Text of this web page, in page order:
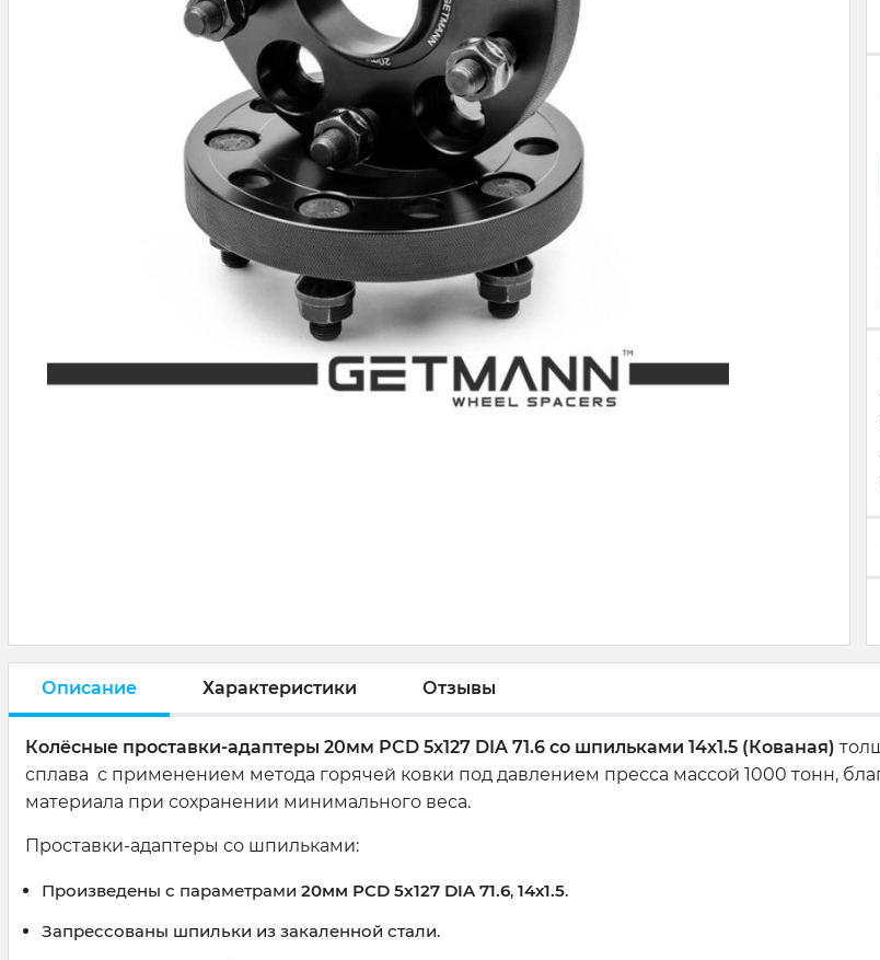
Описание Характеристики Отзывы
Колёсные проставки-адаптеры 20мм PCD 5x127 DIA 71.6 со шпильками 14x1.5 (Кованая)
сплава с применением метода горячей ковки под давлением пресса массой 1000 тонн,
материала при сохранении минимального веса.
Проставки-адаптеры со шпильками:
Произведены с параметрами 20мм PCD 5x127 DIA 71.6, 14х1.5.
Запрессованы шпильки из закаленной стали.